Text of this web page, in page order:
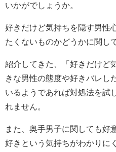
いかがでしょうか。
好きだけど気持ちを隠す男性
たくないものかどうかに関し
紹介してきた、「好きだけど
きな男性の態度や好きバレし
いるようであれば対処法を試
れません。
また、奥手男子に関しても好
好きという気持ちがわかりに